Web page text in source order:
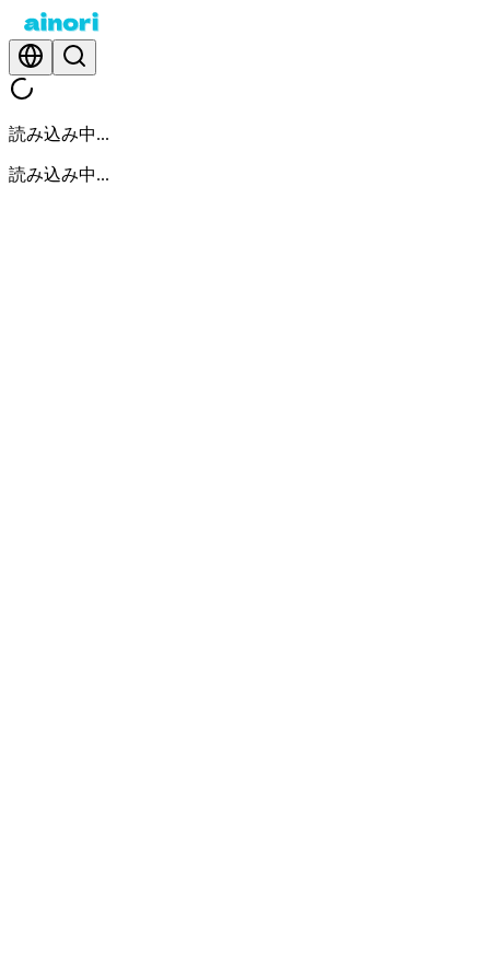
読み込み中...
読み込み中...